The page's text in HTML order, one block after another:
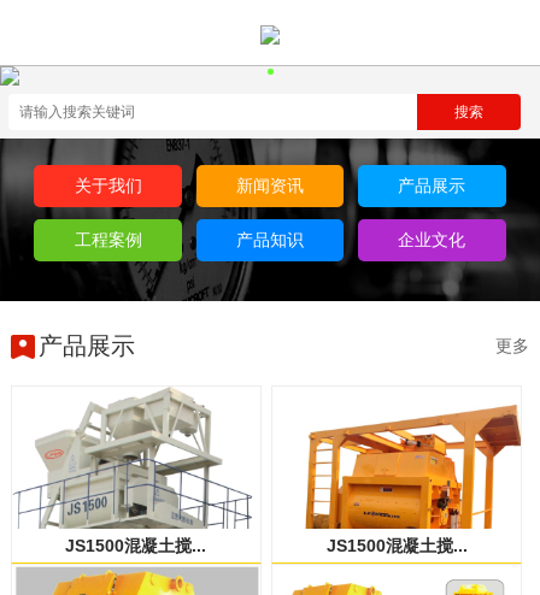
关于我们 新闻资讯 产品展示
工程案例 产品知识 企业文化
产品展示 更多
JS1500混凝土搅... JS1500混凝土搅...